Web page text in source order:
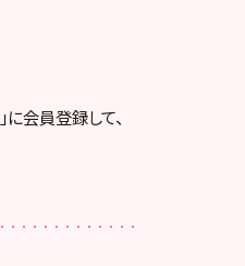
会員登録して、